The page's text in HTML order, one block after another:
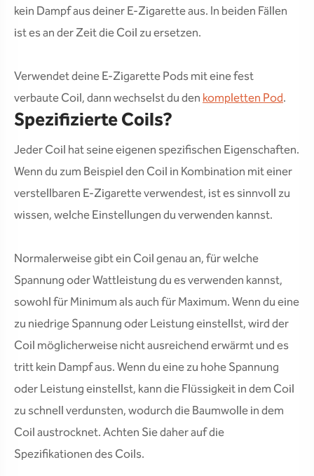
kein Dampf aus deiner E-Zigarette aus. In beiden Fällen
ist es an der Zeit die Coil zu ersetzen.
Verwendet deine E-Zigarette Pods mit eine fest
verbaute Coil, dann wechselst du denkompletten Pod.
Spezifizierte Coils?
Jeder Coil hat seine eigenen spezifischen Eigenschaften.
Wenn du zum Beispiel den Coil in Kombination mit einer
verstellbaren E-Zigarette verwendest, ist es sinnvoll zu
wissen, welche Einstellungen du verwenden kannst.
Normalerweise gibt ein Coil genau an, für welche
Spannung oder Wattleistung du es verwenden kannst,
sowohl für Minimum als auch für Maximum. Wenn du eine
zu niedrige Spannung oder Leistung einstellst, wird der
Coil möglicherweise nicht ausreichend erwärmt und es
tritt kein Dampf aus. Wenn du eine zu hohe Spannung
oder Leistung einstellst, kann die Flüssigkeit in dem Coil
zu schnell verdunsten, wodurch die Baumwolle in dem
Coil austrocknet. Achten Sie daher auf die
Spezifikationen des Coils.